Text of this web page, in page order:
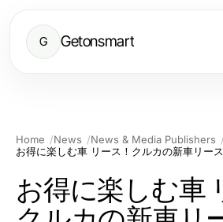
G Getonsmart
Home News
News & Media Publishers
お得に楽しむ車